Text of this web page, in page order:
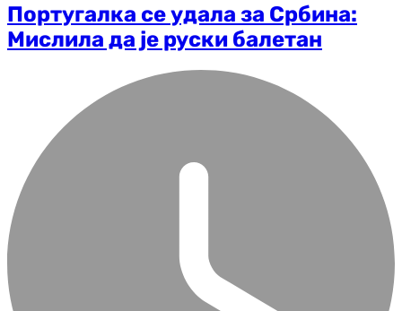
Португалка се удала за Србина:
Мислила да је руски балетан